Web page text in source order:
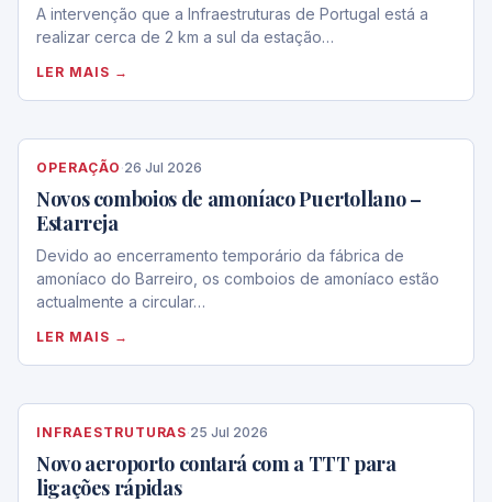
A intervenção que a Infraestruturas de Portugal está a
realizar cerca de 2 km a sul da estação…
LER MAIS →
OPERAÇÃO ·26 Jul 2026
Novos comboios de amoníaco Puertollano –
Estarreja
Devido ao encerramento temporário da fábrica de
amoníaco do Barreiro, os comboios de amoníaco estão
actualmente a circular…
LER MAIS →
INFRAESTRUTURAS·25 Jul 2026
Novo aeroporto contará com a TTT para
ligações rápidas